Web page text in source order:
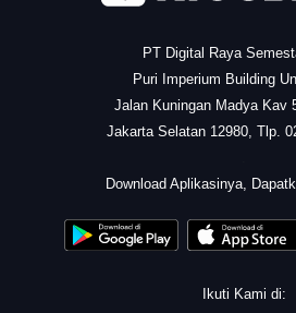
PT Digital Raya
Puri Imperium Building
Jalan Kuningan Madya Kav
Jakarta Selatan 12980, Tlp.
Download Aplikasinya,
Ikuti Kami di: